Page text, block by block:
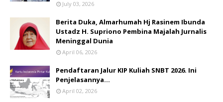
July 03, 2026
Berita Duka, Almarhumah Hj Rasinem Ibunda
Ustadz H. Supriono Pembina Majalah Jurnalis
Meninggal Dunia
April 06, 2026
Pendaftaran Jalur KIP Kuliah SNBT 2026. Ini
Penjelasannya…
April 02, 2026